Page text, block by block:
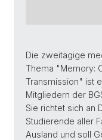
Die zweitägige
Thema "Memory:
Transmission" ist
Mitgliedern der
Sie richtet sich an
Studierende aller
Ausland und soll